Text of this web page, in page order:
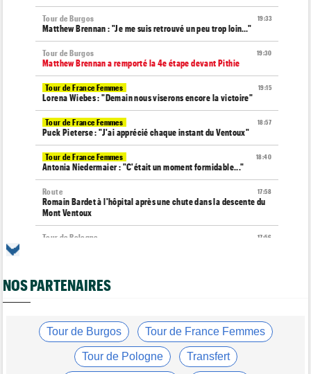
19:33
Tour de Burgos
Matthew Brennan : "Je me suis retrouvé un peu trop loin…"
19:30
Tour de Burgos
Matthew Brennan a remporté la 4e étape devant Pithie
19:15
Tour de France Femmes
Lorena Wiebes : "Demain nous viserons encore la victoire"
18:57
Tour de France Femmes
Puck Pieterse : "J'ai apprécié chaque instant du Ventoux"
18:40
Tour de France Femmes
Antonia Niedermaier : "C'était un moment formidable..."
17:58
Route
Romain Bardet à l'hôpital après une chute dans la descente du
Mont Ventoux
17:56
Tour de Pologne
Kasia Niewiadoma fait coup double sur la 7e étape
17:03
Média
L'abonnement à Cyclism'Actu sans pub ni pop up : 9,99€ pour 1
NOS PARTENAIRES
Tour de Burgos Tour de France Femmes
Tour de Pologne Transfert